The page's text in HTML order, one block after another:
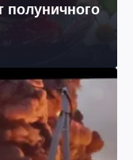
полуничного